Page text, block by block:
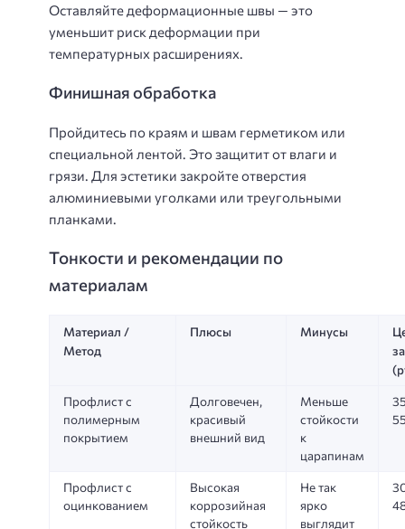
Оставляйте деформационные швы — это
уменьшит риск деформации при
температурных расширениях.
Финишная обработка
Пройдитесь по краям и швам герметиком или
специальной лентой. Это защитит от влаги и
грязи. Для эстетики закройте отверстия
алюминиевыми уголками или треугольными
планками.
Тонкости и рекомендации по
материалам
Материал /
Метод
Плюсы Минусы
Профлист с
полимерным
покрытием
Долговечен,
красивый
внешний вид
Меньше
стойкости
к
царапинам
Профлист с
оцинкованием
Высокая
коррозийная
стойкость
Не так
ярко
выглядит